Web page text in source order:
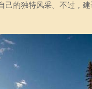
的独特风采。不过，